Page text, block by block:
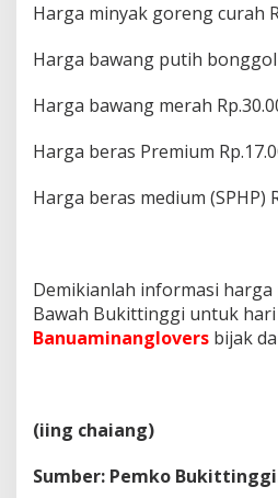
Harga minyak goreng curah
Harga bawang putih bonggol
Harga bawang merah
Harga beras Premium
Harga beras medium (SPHP)
Demikianlah informasi harga
Bawah Bukittinggi untuk
Banuaminanglovers bijak
(iing chaiang)
Sumber: Pemko